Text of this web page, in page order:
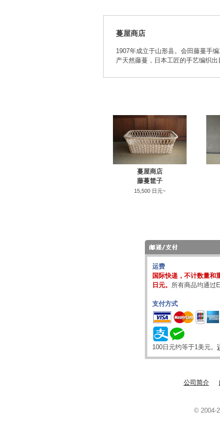
蔓屋商店
1907年成立于山形县。会田藤蔓手
产天然藤蔓，日本工匠的手艺编织
蔓屋商店
藤蔓筐子
15,500 日元~
运费
国际快递，不计数量和
日元。 所有商品均通过
支付方式
100日元约等于1美元。
公司简介
© 2004-